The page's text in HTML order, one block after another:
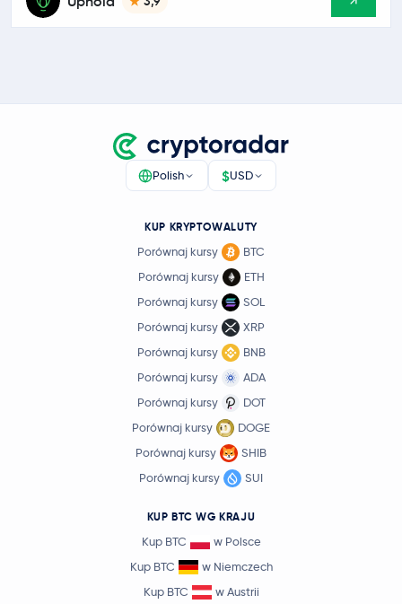
Polish $USD
KUP KRYPTOWALUTY
Porównaj kursy
BTC
Porównaj kursy
ETH
Porównaj kursy
SOL
Porównaj kursy
XRP
Porównaj kursy
BNB
Porównaj kursy
ADA
Porównaj kursy
DOT
Porównaj kursy
DOGE
Porównaj kursy
SHIB
Porównaj kursy
SUI
KUP BTC WG KRAJU
Kup BTC
w Polsce
Kup BTC
w Niemczech
Kup BTC
w Austrii